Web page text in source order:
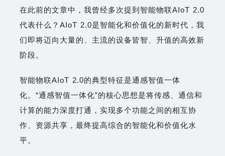
在此前的文章中，我曾经多次提到智能物联AIoT 2.0
代表什么？AIoT 2.0是智能化和价值化的新时代，我
们即将迈向大量的、主流的设备皆智、升值的高效新
阶段。
智能物联AIoT 2.0的典型特征是通感智值一体
化。“通感智值一体化”的核心思想是将传感、通信和
计算的能力深度打通，实现多个功能之间的相互协
作、资源共享，最终提高综合的智能化和价值化水
平。